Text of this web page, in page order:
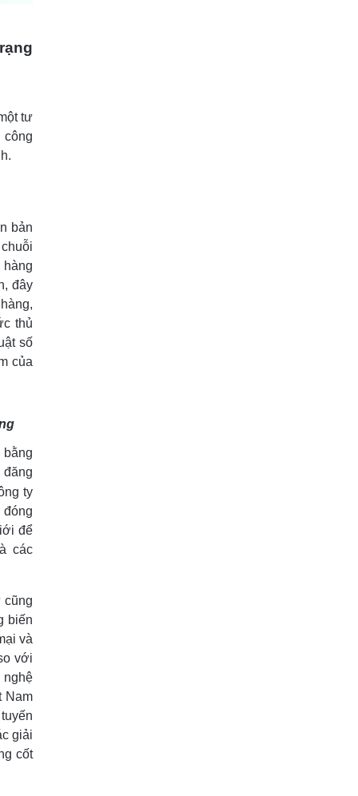
tư
công
bản
đây
thủ
số
của
bằng
ty
để
các
cũng
biến
và
với
nghệ
Nam
giải
cốt